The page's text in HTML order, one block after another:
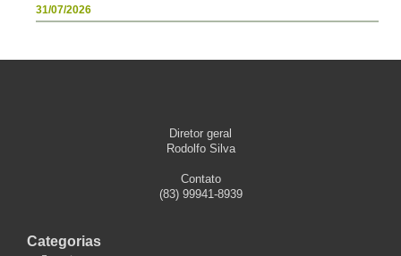
31/07/2026
Diretor geral
Rodolfo Silva
Contato
(83) 99941-8939
Categorias